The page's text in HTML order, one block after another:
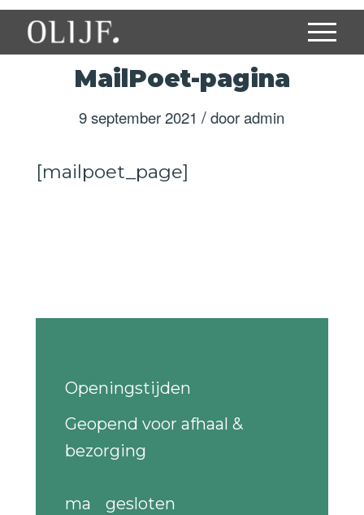
MailPoet-pagina
9 september 2021 / dooradmin
[mailpoet_page]
Openingstijden
Geopend voor afhaal &
bezorging
ma
gesloten